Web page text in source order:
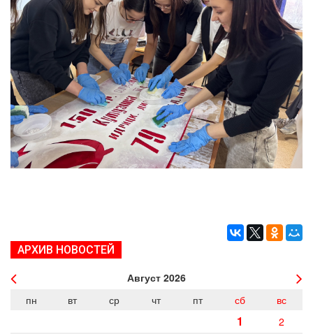
АРХИВ НОВОСТЕЙ
Август 2026
пн
вт ср чт пт сб вс
1 2